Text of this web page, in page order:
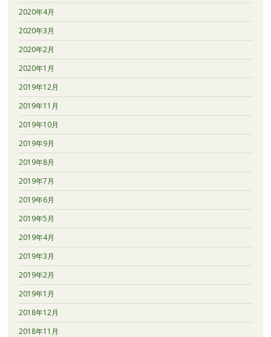
2020年4月
2020年3月
2020年2月
2020年1月
2019年12月
2019年11月
2019年10月
2019年9月
2019年8月
2019年7月
2019年6月
2019年5月
2019年4月
2019年3月
2019年2月
2019年1月
2018年12月
2018年11月